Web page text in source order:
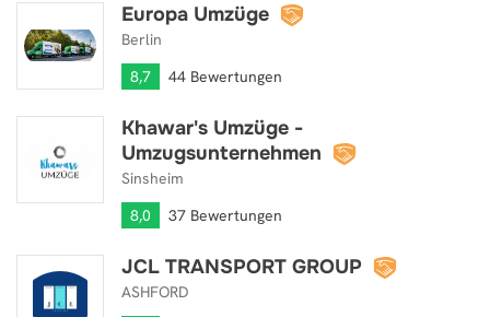
Europa Umzüge
Berlin
8,7
44 Bewertungen
Europa Umzüge
Khawar's Umzüge -
Umzugsunternehmen
Sinsheim
8,0
37 Bewertungen
Khawar's Umzüge - Umzugsunternehmen
JCL TRANSPORT GROUP
ASHFORD
JCL TRANSPORT GROUP